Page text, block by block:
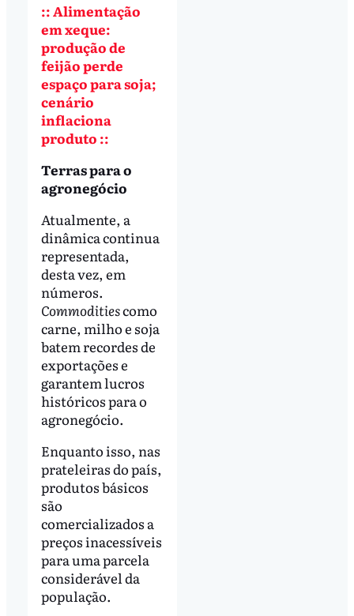
:: Alimentação
em xeque:
produção de
feijão perde
espaço para soja;
cenário
inflaciona
produto ::
Terras para o
agronegócio
Atualmente, a
dinâmica continua
representada,
desta vez, em
números.
Commoditiescomo
carne, milho e soja
batem recordes de
exportações e
garantem lucros
históricos para o
agronegócio.
Enquanto isso, nas
prateleiras do país,
produtos básicos
são
comercializados a
preços inacessíveis
para uma parcela
considerável da
população.